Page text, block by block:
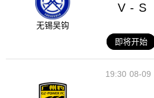
无锡吴钩
V - S
即将开始
08-09
19:30